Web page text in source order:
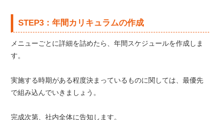
STEP3：年間カリキュラムの作成
メニューごとに詳細を詰めたら、年間スケジュールを作成しま
す。
実施する時期がある程度決まっているものに関しては、最優先
で組み込んでいきましょう。
完成次第、社内全体に告知します。